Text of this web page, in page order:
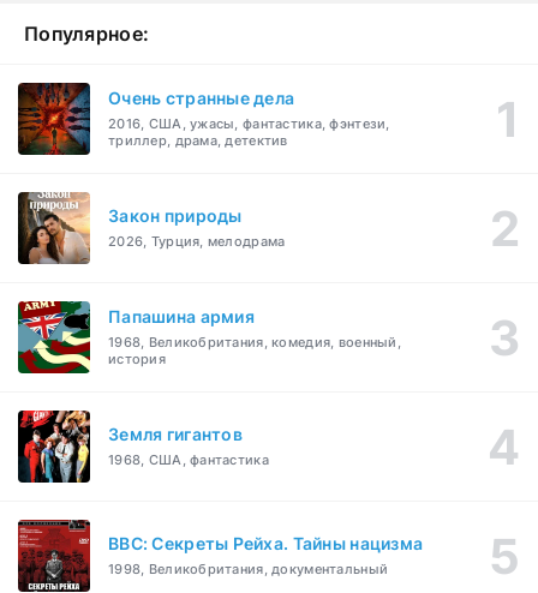
Популярное:
Очень странные дела
2016, США, ужасы, фантастика, фэнтези,
триллер, драма, детектив
Закон природы
2026, Турция, мелодрама
Папашина армия
1968, Великобритания, комедия, военный,
история
Земля гигантов
1968, США, фантастика
BBC: Секреты Рейха. Тайны нацизма
1998, Великобритания, документальный